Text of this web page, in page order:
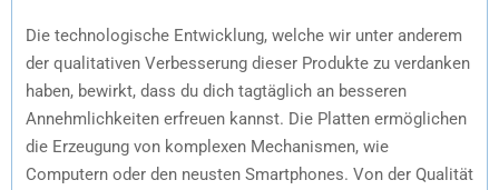
Die technologische Entwicklung, welche wir unter anderem
der qualitativen Verbesserung dieser Produkte zu verdanken
haben, bewirkt, dass du dich tagtäglich an besseren
Annehmlichkeiten erfreuen kannst. Die Platten ermöglichen
die Erzeugung von komplexen Mechanismen, wie
Computern oder den neusten Smartphones. Von der Qualität